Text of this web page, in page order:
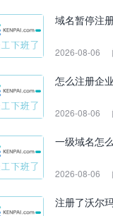
域名暂停注
2026-08-06
怎么注册企
2026-08-06
一级域名怎
2026-08-06
注册了沃尔